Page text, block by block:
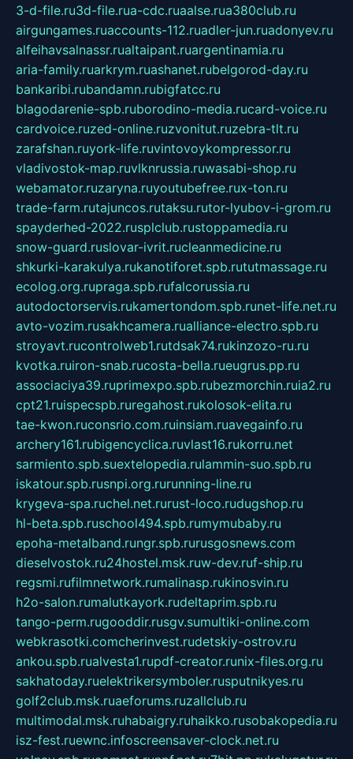
3-d-file.ru3d-file.rua-cdc.ruaalse.rua380club.ru
airgungames.ruaccounts-112.ruadler-jun.ruadonyev.ru
alfeihavsalnassr.rualtaipant.ruargentinamia.ru
aria-family.ruarkrym.ruashanet.rubelgorod-day.ru
bankaribi.rubandamn.rubigfatcc.ru
blagodarenie-spb.ruborodino-media.rucard-voice.ru
cardvoice.ruzed-online.ruzvonitut.ruzebra-tlt.ru
zarafshan.ruyork-life.ruvintovoykompressor.ru
vladivostok-map.ruvlknrussia.ruwasabi-shop.ru
webamator.ruzaryna.ruyoutubefree.rux-ton.ru
trade-farm.rutajuncos.rutaksu.rutor-lyubov-i-grom.ru
spayderhed-2022.rusplclub.rustoppamedia.ru
snow-guard.ruslovar-ivrit.rucleanmedicine.ru
shkurki-karakulya.rukanotiforet.spb.rututmassage.ru
ecolog.org.rupraga.spb.rufalcorussia.ru
autodoctorservis.rukamertondom.spb.runet-life.net.ru
avto-vozim.rusakhcamera.rualliance-electro.spb.ru
stroyavt.rucontrolweb1.rutdsak74.rukinzozo-ru.ru
kvotka.ruiron-snab.rucosta-bella.rueugrus.pp.ru
associaciya39.ruprimexpo.spb.rubezmorchin.ruia2.ru
cpt21.ruispecspb.ruregahost.rukolosok-elita.ru
tae-kwon.ruconsrio.com.ruinsiam.ruavegainfo.ru
archery161.rubigencyclica.ruvlast16.rukorru.net
sarmiento.spb.suextelopedia.rulammin-suo.spb.ru
iskatour.spb.rusnpi.org.rurunning-line.ru
krygeva-spa.ruchel.net.rurust-loco.rudugshop.ru
hl-beta.spb.ruschool494.spb.rumymubaby.ru
epoha-metalband.rungr.spb.rurusgosnews.com
dieselvostok.ru24hostel.msk.ruw-dev.ruf-ship.ru
regsmi.rufilmnetwork.rumalinasp.rukinosvin.ru
h2o-salon.rumalutkayork.rudeltaprim.spb.ru
tango-perm.rugooddir.rusgv.sumultiki-online.com
webkrasotki.comcherinvest.rudetskiy-ostrov.ru
ankou.spb.rualvesta1.rupdf-creator.runix-files.org.ru
sakhatoday.ruelektrikersymboler.rusputnikyes.ru
golf2club.msk.ruaeforums.ruzallclub.ru
multimodal.msk.ruhabaigry.ruhaikko.rusobakopedia.ru
isz-fest.ruewnc.infoscreensaver-clock.net.ru